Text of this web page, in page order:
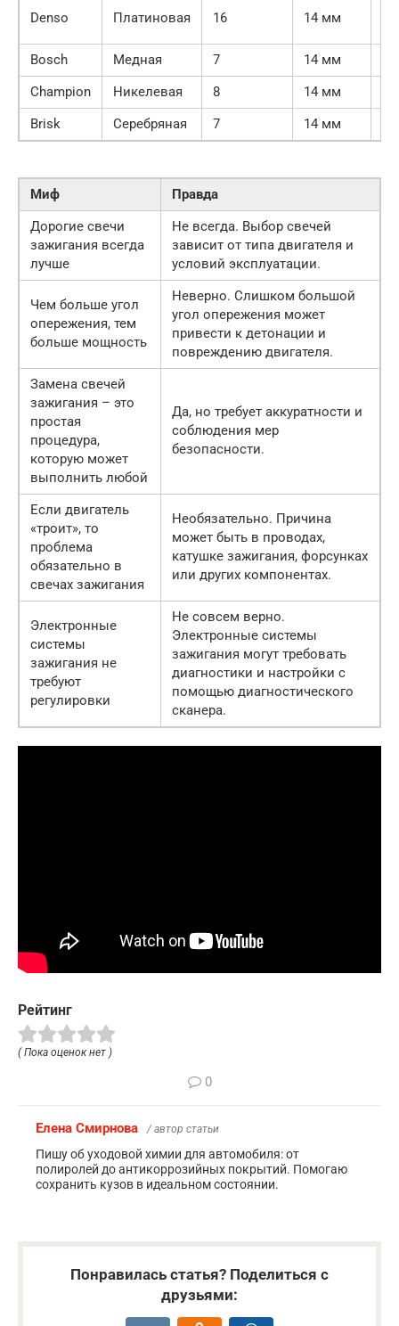
Denso Платиновая 16 14 мм
Bosch
Медная 7 14 мм
Champion
Никелевая 8 14 мм
Brisk
Серебряная 7 14 мм
Миф
Правда
Дорогие свечи
зажигания всегда
лучше
Не всегда. Выбор свечей
зависит от типа двигателя и
условий эксплуатации.
Чем больше угол
опережения, тем
больше мощность
Неверно. Слишком большой
угол опережения может
привести к детонации и
повреждению двигателя.
Замена свечей
зажигания – это
простая
процедура,
которую может
выполнить любой
Да, но требует аккуратности и
соблюдения мер
безопасности.
Если двигатель
«троит», то
проблема
обязательно в
свечах зажигания
Необязательно. Причина
может быть в проводах,
катушке зажигания, форсунках
или других компонентах.
Электронные
системы
зажигания не
требуют
регулировки
Не совсем верно.
Электронные системы
зажигания могут требовать
диагностики и настройки с
помощью диагностического
сканера.
Рейтинг
( Пока оценок нет )
0
Елена Смирнова / автор статьи
Пишу об уходовой химии для автомобиля: от
полиролей до антикоррозийных покрытий. Помогаю
сохранить кузов в идеальном состоянии.
Понравилась статья? Поделиться с
друзьями: